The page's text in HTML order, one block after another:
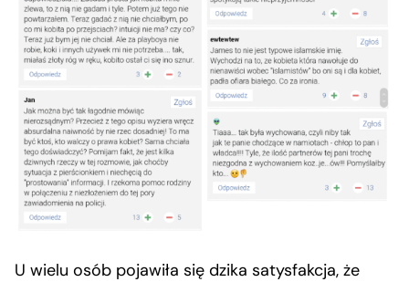
U wielu osób pojawiła się dzika satysfakcja, że